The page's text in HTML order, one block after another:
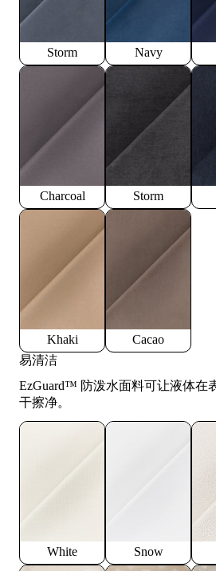
Storm Navy
Charcoal Storm
Khaki
Cacao
易清洁
EzGuard™️ 防泼水面料可让液体在
干擦净。
White Snow